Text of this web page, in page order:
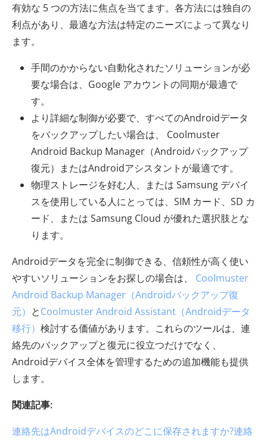
有効な 5 つの方法に焦点を当てます。各方法には独自の
利点があり、最適な方法は特定のニーズによって異なり
ます。
手間のかからない自動化されたソリューションが必
要な場合は、Google アカウントの同期が最適で
す。
より詳細な制御が必要で、すべてのAndroidデータ
をバックアップしたい場合は、 Coolmuster
Android Backup Manager（Androidバックアップ
復元）またはAndroidアシスタントが最適です。
物理ストレージを好む人、または Samsung デバイ
スを使用している人にとっては、SIM カード、SD カ
ード、または Samsung Cloud が優れた選択肢とな
ります。
Androidデータを完全に制御できる、信頼性が高く使い
やすいソリューションをお探しの場合は、 Coolmuster
Android Backup Manager（Androidバックアップ復
元） とCoolmuster Android Assistant（Androidデータ
移行） 検討する価値があります。これらのツールは、連
絡先のバックアップと復元に役立つだけでなく、
Androidデバイス全体を管理するための追加機能も提供
します。
関連記事:
連絡先はAndroidデバイスのどこに保存されますか?連絡